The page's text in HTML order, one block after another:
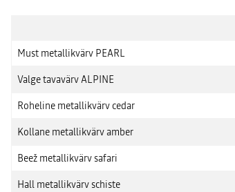
Must metallikvärv PEARL
Valge tavavärv ALPINE
Roheline metallikvärv cedar
Kollane metallikvärv amber
Beež metallikvärv safari
Hall metallikvärv schiste